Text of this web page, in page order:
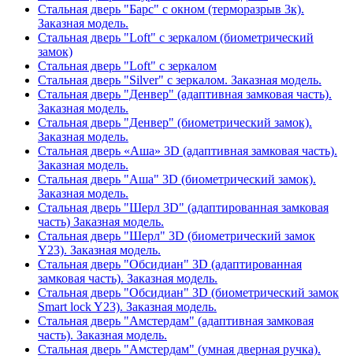
Стальная дверь "Барс" с окном (терморазрыв 3к).
Заказная модель.
Стальная дверь "Loft" с зеркалом (биометрический
замок)
Стальная дверь "Loft" с зеркалом
Стальная дверь "Silver" с зеркалом. Заказная модель.
Стальная дверь "Денвер" (адаптивная замковая часть).
Заказная модель.
Стальная дверь "Денвер" (биометрический замок).
Заказная модель.
Стальная дверь «Аша» 3D (адаптивная замковая часть).
Заказная модель.
Стальная дверь "Аша" 3D (биометрический замок).
Заказная модель.
Стальная дверь "Шерл 3D" (адаптированная замковая
часть) Заказная модель.
Стальная дверь "Шерл" 3D (биометрический замок
Y23). Заказная модель.
Стальная дверь "Обсидиан" 3D (адаптированная
замковая часть). Заказная модель.
Стальная дверь "Обсидиан" 3D (биометрический замок
Smart lock Y23). Заказная модель.
Стальная дверь "Амстердам" (адаптивная замковая
часть). Заказная модель.
Стальная дверь "Амстердам" (умная дверная ручка).